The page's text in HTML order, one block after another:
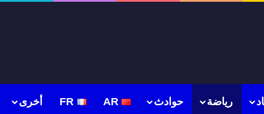
رياضة حوادث AR
FR أخرى